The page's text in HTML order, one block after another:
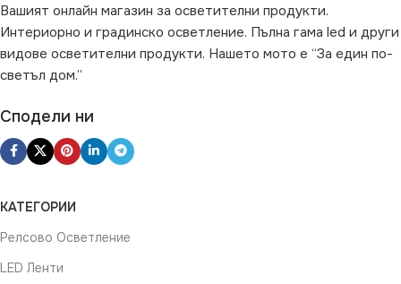
Вашият онлайн магазин за осветителни продукти.
Интериорно и градинско осветление. Пълна гама led и други
видове осветителни продукти. Нашето мото е “За един по-
светъл дом.”
Сподели ни
КАТЕГОРИИ
Релсово Осветление
LED Ленти